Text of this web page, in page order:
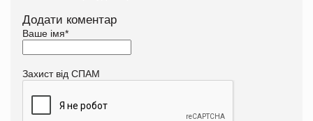
Додати коментар
Ваше імя*
Захист від СПАМ